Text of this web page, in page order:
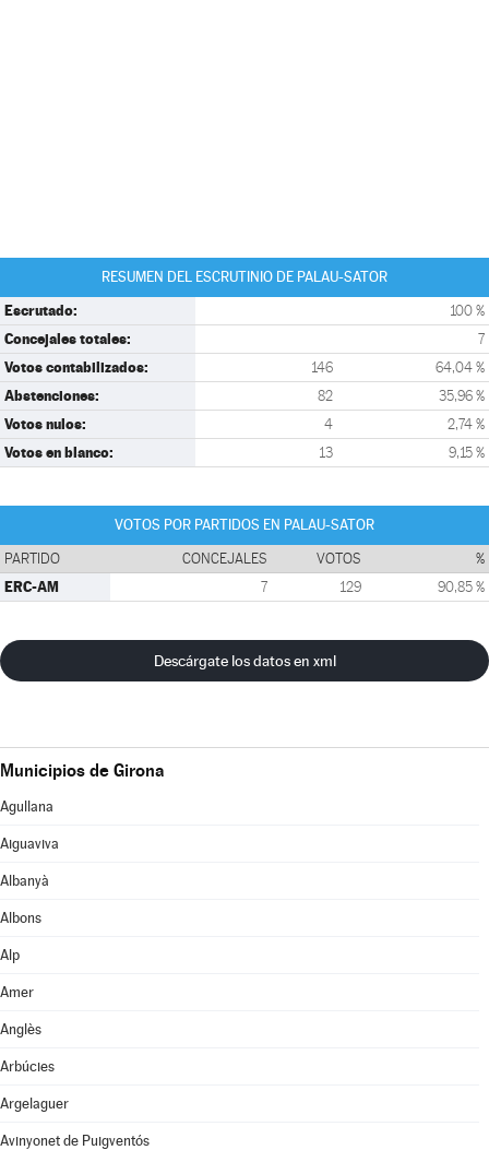
RESUMEN DEL ESCRUTINIO DE PALAU-SATOR
Escrutado: 100 %
Concejales totales: 7
Votos contabilizados: 146 64,04 %
Abstenciones: 82 35,96 %
Votos nulos: 4 2,74 %
Votos en blanco: 13 9,15 %
VOTOS POR PARTIDOS EN PALAU-SATOR
PARTIDO CONCEJALES VOTOS %
ERC-AM 7 129 90,85 %
Descárgate los datos en xml
Municipios de Girona
Agullana
Aiguaviva
Albanyà
Albons
Alp
Amer
Anglès
Arbúcies
Argelaguer
Avinyonet de Puigventós